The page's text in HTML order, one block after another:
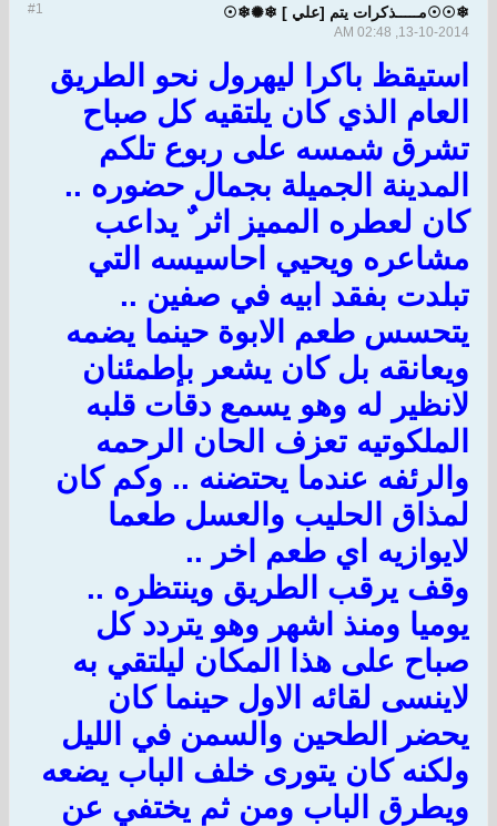
#1 ❄☉☉مـــــذكرات يتم [علي ] ❄✺❄☉
13-10-2014, 02:48 AM
استيقظ باكرا ليهرول نحو الطريق
العام الذي كان يلتقيه كل صباح
تشرق شمسه على ربوع تلكم
المدينة الجميلة بجمال حضوره ..
كان لعطره المميز اثر ٌ يداعب
مشاعره ويحيي احاسيسه التي
تبلدت بفقد ابيه في صفين ..
يتحسس طعم الابوة حينما يضمه
ويعانقه بل كان يشعر بإطمئنان
لانظير له وهو يسمع دقات قلبه
الملكوتيه تعزف الحان الرحمه
والرئفه عندما يحتضنه .. وكم كان
لمذاق الحليب والعسل طعما
لايوازيه اي طعم اخر ..
وقف يرقب الطريق وينتظره ..
يوميا ومنذ اشهر وهو يتردد كل
صباح على هذا المكان ليلتقي به
لاينسى لقائه الاول حينما كان
يحضر الطحين والسمن في الليل
ولكنه كان يتورى خلف الباب يضعه
ويطرق الباب ومن ثم يختفي عن